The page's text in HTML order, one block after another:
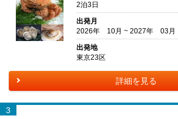
2泊3日
出発月
2026年 10月 ~ 2027年 03月
出発地
東京23区
詳細を見る
3